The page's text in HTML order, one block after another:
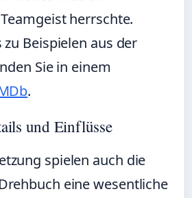
herrschte.
Beispielen aus der
Sie in einem
.
und Einflüsse
spielen auch die
eine wesentliche